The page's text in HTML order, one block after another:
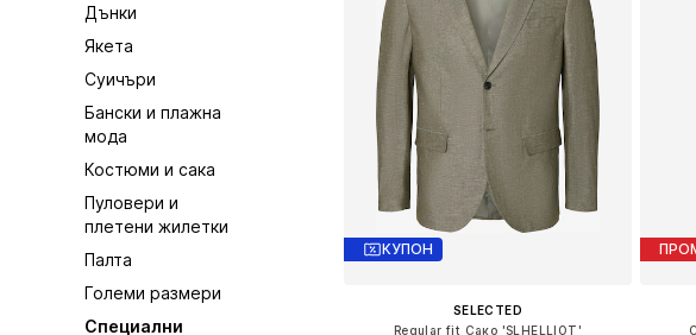
Дънки
Якета
Суичъри
Бански и плажна
мода
Костюми и сака
Пуловери и
плетени жилетки
Палта
Големи размери
Специални
КУПОН
SELECTED
Regular fit Сако 'SLHELLIOT'